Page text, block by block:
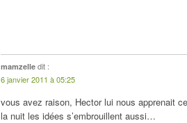
mamzelle dit :
6 janvier 2011 à 05:25
vous avez raison, Hector lui nous apprenait
la nuit les idées s’embrouillent aussi…